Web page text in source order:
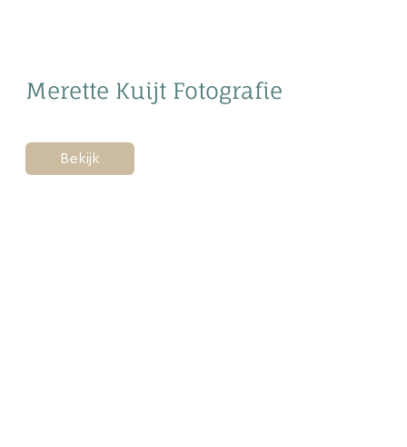
Merette Kuijt Fotografie
Bekijk